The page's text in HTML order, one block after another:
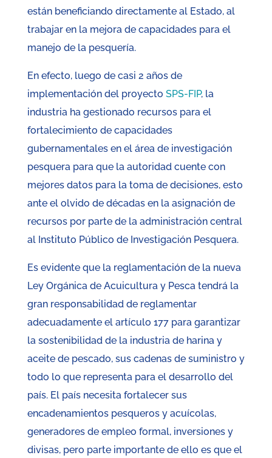
están beneficiando directamente al Estado, al
trabajar en la mejora de capacidades para el
manejo de la pesquería.
En efecto, luego de casi 2 años de
implementación del proyecto SPS-FIP, la
industria ha gestionado recursos para el
fortalecimiento de capacidades
gubernamentales en el área de investigación
pesquera para que la autoridad cuente con
mejores datos para la toma de decisiones, esto
ante el olvido de décadas en la asignación de
recursos por parte de la administración central
al Instituto Público de Investigación Pesquera.
Es evidente que la reglamentación de la nueva
Ley Orgánica de Acuicultura y Pesca tendrá la
gran responsabilidad de reglamentar
adecuadamente el artículo 177 para garantizar
la sostenibilidad de la industria de harina y
aceite de pescado, sus cadenas de suministro y
todo lo que representa para el desarrollo del
país. El país necesita fortalecer sus
encadenamientos pesqueros y acuícolas,
generadores de empleo formal, inversiones y
divisas, pero parte importante de ello es que el